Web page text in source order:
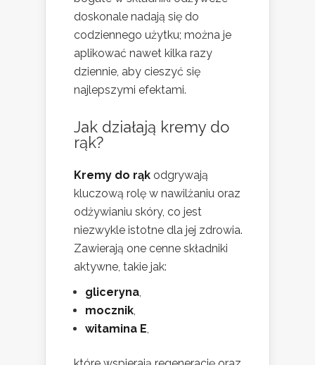
doskonale nadają się do
codziennego użytku; można je
aplikować nawet kilka razy
dziennie, aby cieszyć się
najlepszymi efektami.
Jak działają kremy do
rąk?
Kremy do rąk odgrywają
kluczową rolę w nawilżaniu oraz
odżywianiu skóry, co jest
niezwykle istotne dla jej zdrowia.
Zawierają one cenne składniki
aktywne, takie jak:
gliceryna,
mocznik,
witamina E,